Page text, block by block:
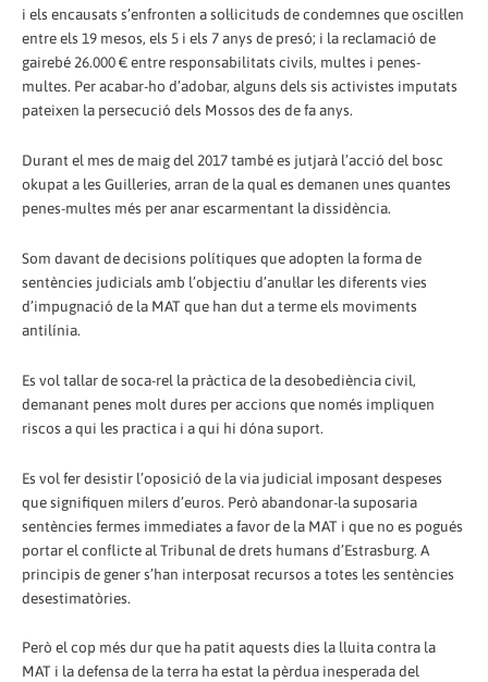
i els encausats s’enfronten a sol·licituds de condemnes que oscil·len
entre els 19 mesos, els 5 i els 7 anys de presó; i la reclamació de
gairebé 26.000 € entre responsabilitats civils, multes i penes-
multes. Per acabar-ho d’adobar, alguns dels sis activistes imputats
pateixen la persecució dels Mossos des de fa anys.
Durant el mes de maig del 2017 també es jutjarà l’acció del bosc
okupat a les Guilleries, arran de la qual es demanen unes quantes
penes-multes més per anar escarmentant la dissidència.
Som davant de decisions polítiques que adopten la forma de
sentències judicials amb l’objectiu d’anul·lar les diferents vies
d’impugnació de la MAT que han dut a terme els moviments
antilínia.
Es vol tallar de soca-rel la pràctica de la desobediència civil,
demanant penes molt dures per accions que només impliquen
riscos a qui les practica i a qui hi dóna suport.
Es vol fer desistir l’oposició de la via judicial imposant despeses
que signifiquen milers d’euros. Però abandonar-la suposaria
sentències fermes immediates a favor de la MAT i que no es pogués
portar el conflicte al Tribunal de drets humans d’Estrasburg. A
principis de gener s’han interposat recursos a totes les sentències
desestimatòries.
Però el cop més dur que ha patit aquests dies la lluita contra la
MAT i la defensa de la terra ha estat la pèrdua inesperada del